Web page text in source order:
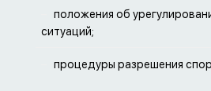
положения об
ситуаций;
процедуры разрешения